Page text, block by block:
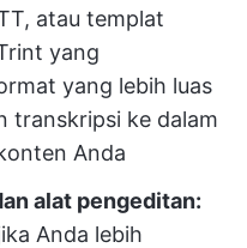
atau templat
yang
yang lebih luas
transkripsi ke dalam
Anda
alat pengeditan:
Anda lebih